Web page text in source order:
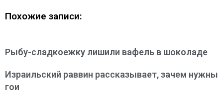
Похожие записи:
Рыбу-сладкоежку лишили вафель в шоколаде
Израильский раввин рассказывает, зачем нужны
гои